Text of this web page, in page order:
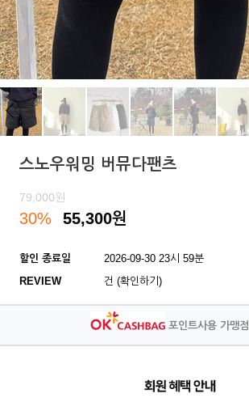
스노우워밍 버뮤다팬츠
79,000원
30% 55,300원
할인 종료일
2026-09-30 23시 59분
REVIEW
건 (확인하기)
포인트사용 가맹점